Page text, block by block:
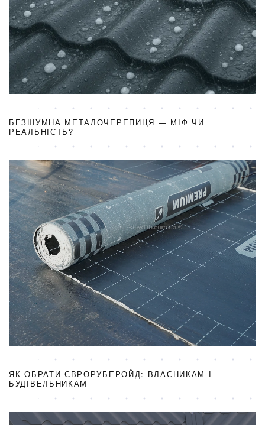
БЕЗШУМНА МЕТАЛОЧЕРЕПИЦЯ — МІФ ЧИ
РЕАЛЬНІСТЬ?
ЯК ОБРАТИ ЄВРОРУБЕРОЙД: ВЛАСНИКАМ І
БУДІВЕЛЬНИКАМ